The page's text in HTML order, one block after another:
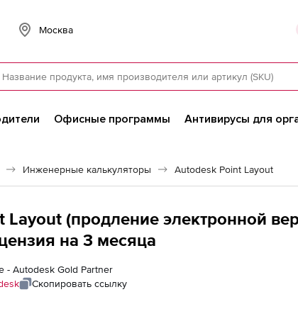
Москва
Офисные программы Антивирусы для
Инженерные калькуляторы Autodesk Point Layout
Layout (продление электронной
на 3 месяца
- Autodesk Gold Partner
Скопировать ссылку